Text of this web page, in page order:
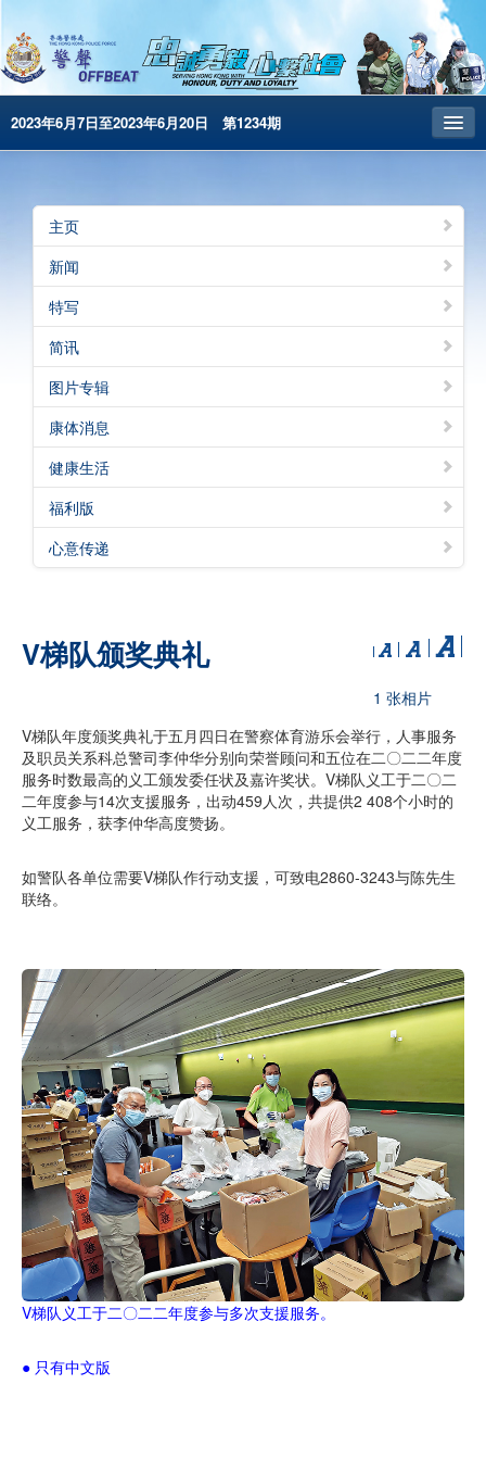
2023年6月7日至2023年6月20日 第1234期
昔日警声
警务处主页
繁體版
English
电子书版
警声特刊
主页
新闻
特写
简讯
图片专辑
康体消息
健康生活
福利版
心意传递
V梯队颁奖典礼
1 张相片
V梯队年度颁奖典礼于五月四日在警察体育游乐会举行，人事服务
及职员关系科总警司李仲华分别向荣誉顾问和五位在二〇二二年度
服务时数最高的义工颁发委任状及嘉许奖状。V梯队义工于二〇二
二年度参与14次支援服务，出动459人次，共提供2 408个小时的
义工服务，获李仲华高度赞扬。
如警队各单位需要V梯队作行动支援，可致电2860-3243与陈先生
联络。
V梯队义工于二〇二二年度参与多次支援服务。
● 只有中文版